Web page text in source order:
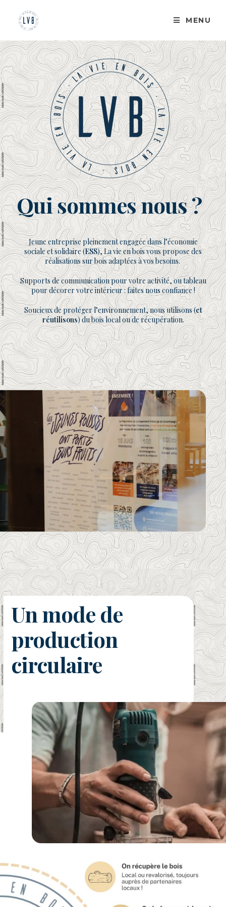
MENU
Qui sommes nous ?
Jeune entreprise pleinement engagée dans l’économie
sociale et solidaire (ESS), La vie en bois vous propose des
réalisations sur bois adaptées à vos besoins.
Supports de communication pour votre activité, ou tableau
pour décorer votre intérieur : faites nous confiance !
Soucieux de protéger l’environnement, nous utilisons (et
réutilisons) du bois local ou de récupération.
Un mode de
production
circulaire